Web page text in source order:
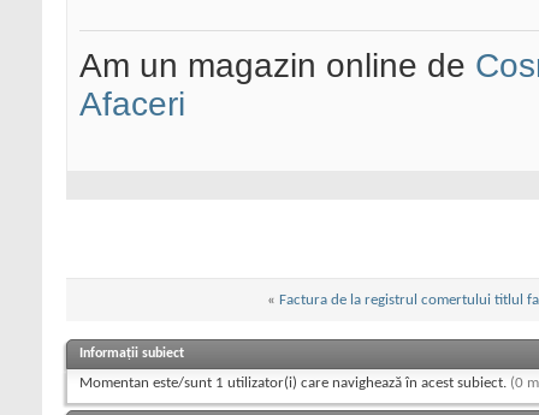
Am un magazin online de
Afaceri
« Factura de la registrul comertului titlul
Informații subiect
Momentan este/sunt 1 utilizator(i) care navighează în acest subiect. (0